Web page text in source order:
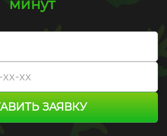
минут
ЗАЯВКУ